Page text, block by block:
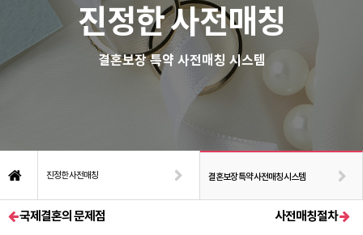
진정한 사전매칭
결혼보장 특약 사전매칭 시스템
진정한 사전매칭 결혼보장 특약 사전매칭 시스템
국제결혼의 문제점 사전매칭절차